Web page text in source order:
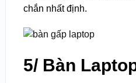
chắn nhất định.
5/ Bàn